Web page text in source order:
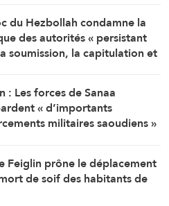
du Hezbollah condamne la
des autorités « persistant
soumission, la capitulation et
: Les forces de Sanaa
« d’importants
militaires saoudiens »
libérées
Feiglin prône le déplacement
de soif des habitants de